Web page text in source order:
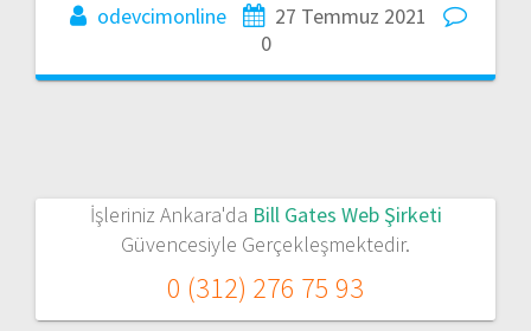
odevcimonline
27 Temmuz 2021
0
İşleriniz Ankara'da Bill Gates Web Şirketi
Güvencesiyle Gerçekleşmektedir.
0 (312) 276 75 93